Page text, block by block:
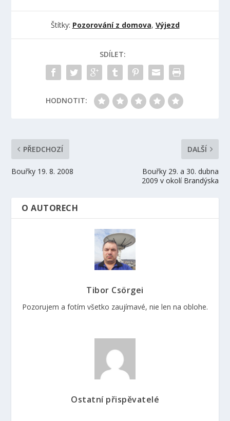
Štítky: Pozorování z domova, Výjezd
SDÍLET:
HODNOTIT:
PŘEDCHOZÍ
Bouřky 19. 8. 2008
DALŠÍ
Bouřky 29. a 30. dubna
2009 v okolí Brandýska
O AUTORECH
Tibor Csörgei
Pozorujem a fotím všetko zaujímavé, nie len na oblohe.
Ostatní přispěvatelé